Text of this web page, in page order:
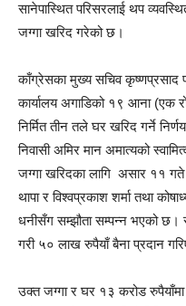
सानेपास्थित परिसरलाई थप
जग्गा खरिद गरेको छ।
काँग्रेसका मुख्य सचिव कृष्णप्रसाद
कार्यालय अगाडिको १९ आना (एक
निर्मित तीन तले घर खरिद गर्ने
निवासी अमिर मान अमात्यको
जग्गा खरिदका लागि असार ११ गते
थापा र विश्वप्रकाश शर्मा तथा
धनीसँग सम्झौता सम्पन्न भएको छ।
गरी ५० लाख रुपैयाँ बैना प्रदान
उक्त जग्गा र घर १३ करोड